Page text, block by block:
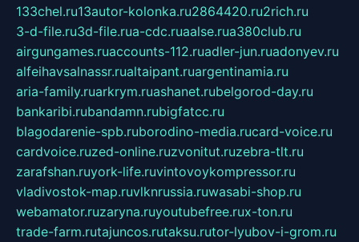
133chel.ru13autor-kolonka.ru2864420.ru2rich.ru
3-d-file.ru3d-file.rua-cdc.ruaalse.rua380club.ru
airgungames.ruaccounts-112.ruadler-jun.ruadonyev.ru
alfeihavsalnassr.rualtaipant.ruargentinamia.ru
aria-family.ruarkrym.ruashanet.rubelgorod-day.ru
bankaribi.rubandamn.rubigfatcc.ru
blagodarenie-spb.ruborodino-media.rucard-voice.ru
cardvoice.ruzed-online.ruzvonitut.ruzebra-tlt.ru
zarafshan.ruyork-life.ruvintovoykompressor.ru
vladivostok-map.ruvlknrussia.ruwasabi-shop.ru
webamator.ruzaryna.ruyoutubefree.rux-ton.ru
trade-farm.rutajuncos.rutaksu.rutor-lyubov-i-grom.ru